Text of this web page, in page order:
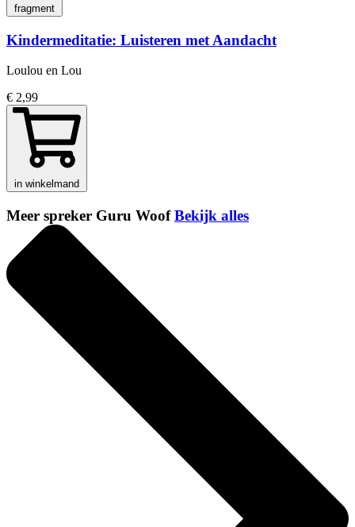
fragment
Kindermeditatie: Luisteren met Aandacht
Loulou en Lou
€ 2,99
in winkelmand
Meer spreker Guru WoofBekijk alles